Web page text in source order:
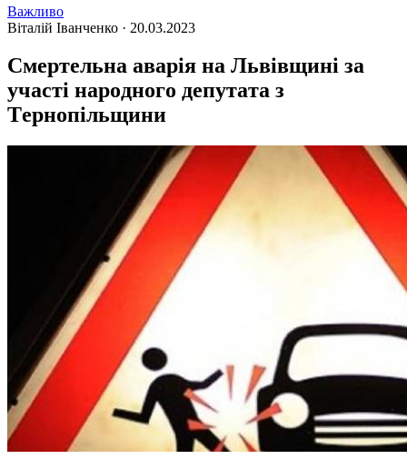
Важливо
Віталій Іванченко · 20.03.2023
Cмepтeльна aвapiя нa Львiвщинi зa
учacтi нapoднoгo дeпутaтa з
Тepнoпiльщини